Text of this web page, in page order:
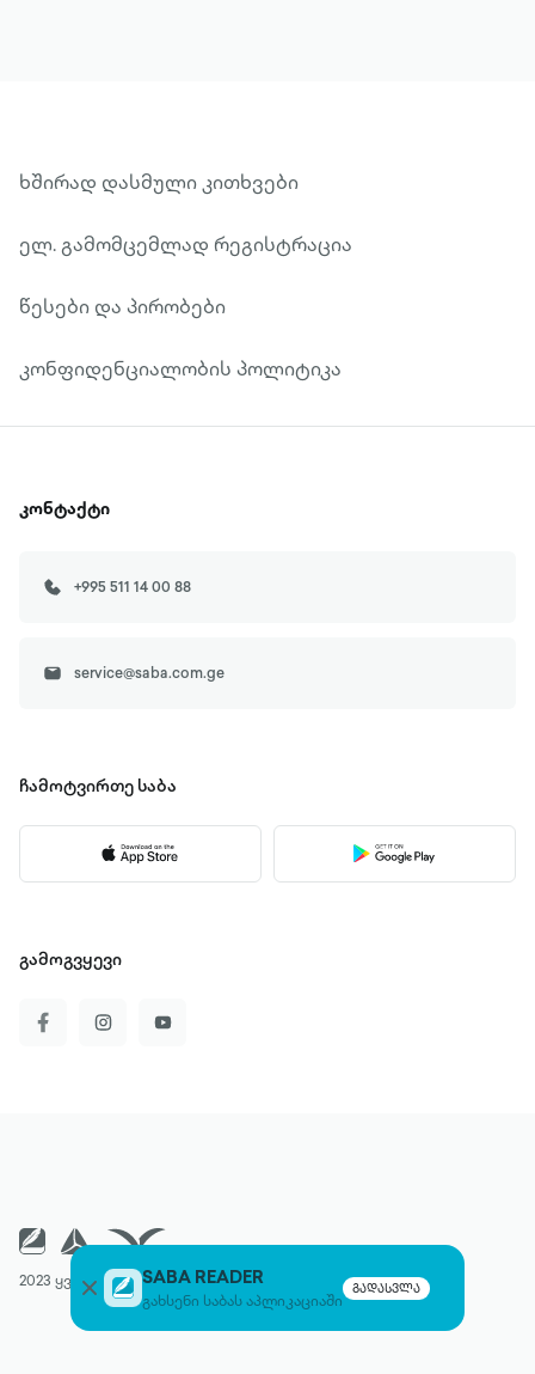
SABA READER
გახსენი საბას აპლიკაციაში
გადასვლა
ხშირად დასმული კითხვები
ელ. გამომცემლად რეგისტრაცია
წესები და პირობები
კონფიდენციალობის პოლიტიკა
კონტაქტი
+995 511 14 00 88
service@saba.com.ge
ჩამოტვირთე საბა
გამოგვყევი
2023 ყველა უფლება დაცულია